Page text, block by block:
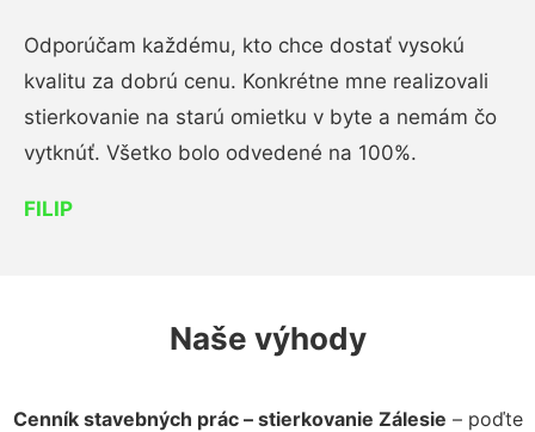
Odporúčam každému, kto chce dostať vysokú
kvalitu za dobrú cenu. Konkrétne mne realizovali
stierkovanie na starú omietku v byte a nemám čo
vytknúť. Všetko bolo odvedené na 100%.
FILIP
Naše výhody
Cenník stavebných prác – stierkovanie Zálesie – poďte